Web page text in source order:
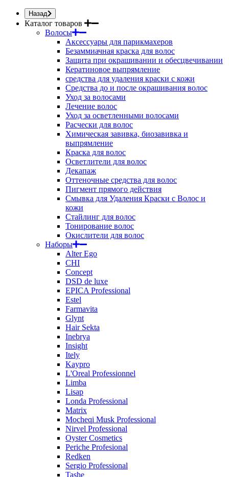
Назад
Каталог товаров
Волосы
Аксессуары для парикмахеров
Безаммиачная краска для волос
Защита при окрашивании и обесцвечивании
Кератиновое выпрямление
средства для удаления краски с кожи
Средства до и после окрашивания волос
Уход за волосами
Лечение волос
Уход за осветленными волосами
Расчески для волос
Химическая завивка, биозавивка и
выпрямление
Краска для волос
Осветлители для волос
Декапаж
Оттеночные средства для волос
Пигмент прямого действия
Смывка для Удаления Краски с Волос и
кожи
Стайлинг для волос
Тонирование волос
Окислители для волос
Наборы
Alter Ego
CHI
Concept
DSD de luxe
EPICA Professional
Estel
Farmavita
Glynt
Hair Sekta
Inebrya
Insight
Itely
Kaypro
L'Oreal Professionnel
Limba
Lisap
Londa Professional
Matrix
Mocheqi Musk Professional
Nirvel Professional
Oyster Cosmetics
Periche Profesional
Redken
Sergio Professional
Tashe